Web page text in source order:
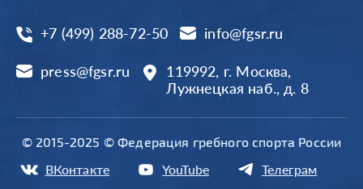
+7 (499) 288-72-50 info@fgsr.ru
press@fgsr.ru
119992, г. Москва,
Лужнецкая наб., д. 8
© 2015-2025 © Федерация гребного спорта России
ВКонтакте YouTube Телеграм